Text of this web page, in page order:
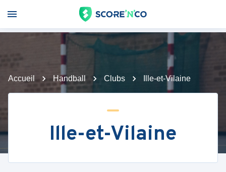
Accueil Handball Clubs Ille-et-Vilaine
Ille-et-Vilaine